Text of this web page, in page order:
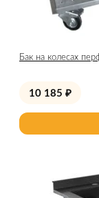
Бак на колесах
10 185 ₽